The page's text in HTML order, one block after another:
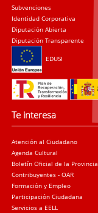
Subvenciones
Identidad Corporativa
Diputación Abierta
Diputación Transparente
EDUSI
Te interesa
Atención al Ciudadano
Agenda Cultural
Boletín Oficial de la Provincia
Contribuyentes - OAR
Formación y Empleo
Participación Ciudadana
Servicios a EELL